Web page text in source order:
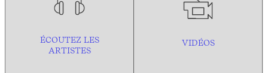
ÉCOUTEZ LES
ARTISTES
VIDÉOS